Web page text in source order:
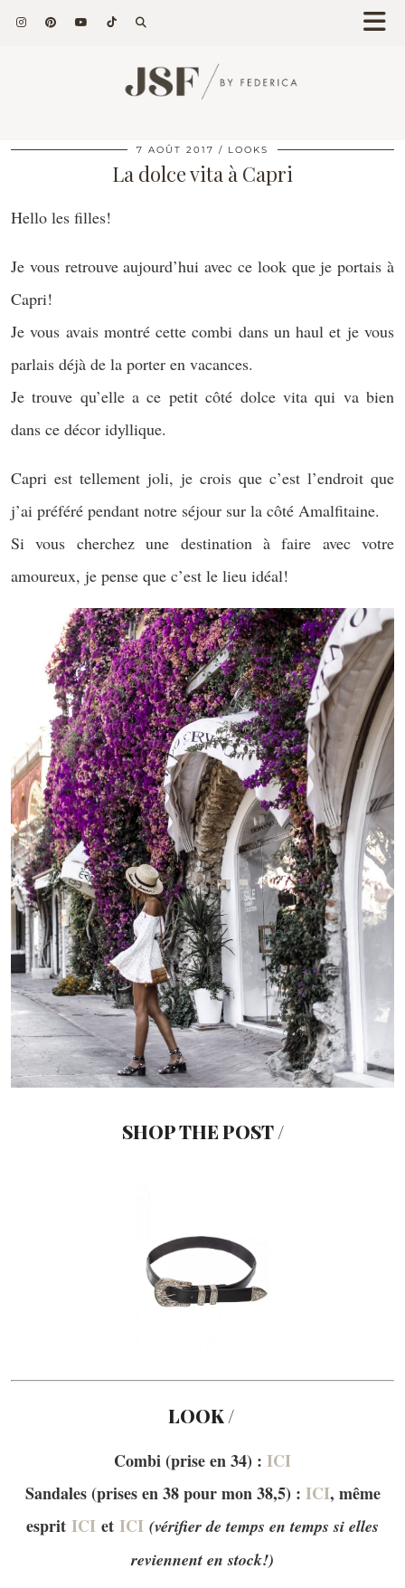
7 AOÛT 2017 LOOKS
La dolce vita à Capri
Hello les filles!
Je vous retrouve aujourd’hui avec ce look que je portais à
Capri!
Je vous avais montré cette combi dans un haul et je vous
parlais déjà de la porter en vacances.
Je trouve qu’elle a ce petit côté dolce vita qui va bien
dans ce décor idyllique.
Capri est tellement joli, je crois que c’est l’endroit que
j’ai préféré pendant notre séjour sur la côté Amalfitaine.
Si vous cherchez une destination à faire avec votre
amoureux, je pense que c’est le lieu idéal!
SHOP THE POST /
LOOK /
Combi (prise en 34) : ICI
Sandales (prises en 38 pour mon 38,5) : ICI, même
esprit ICI et ICI (vérifier de temps en temps si elles
reviennent en stock!)